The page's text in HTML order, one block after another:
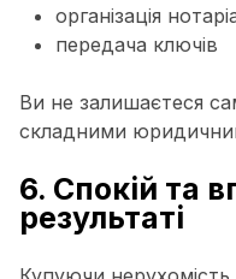
організація
передача ключів
Ви не залишаєтеся
складними
6. Спокій та
результаті